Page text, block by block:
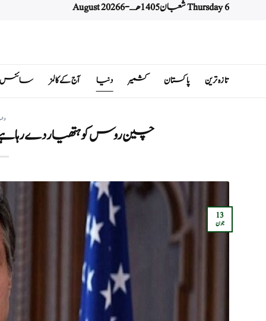
Thursday 6 شعبان 1405 هـ - 6 August 2026
تازہ ترین پاکستان کشمیر دنیا آج کے کالمز سائنس
چین روس کو ہتھیار دے رہا
13
جون